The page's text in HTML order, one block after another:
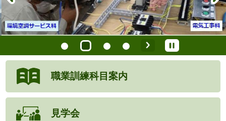
職業訓練科目案内
見学会